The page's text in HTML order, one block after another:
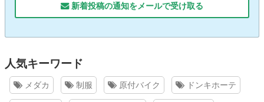
新着投稿の通知をメールで受け取る
人気キーワード
メダカ 制服 原付バイク ドンキホーテ